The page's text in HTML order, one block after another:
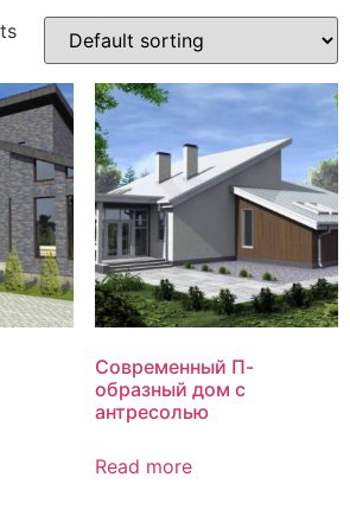
Современный П-
образный дом с
антресолью
Read more